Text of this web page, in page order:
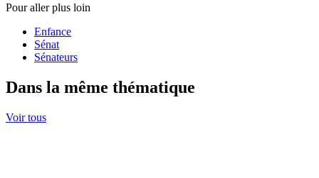
Pour aller plus loin
Enfance
Sénat
Sénateurs
Dans la même thématique
Voir tous